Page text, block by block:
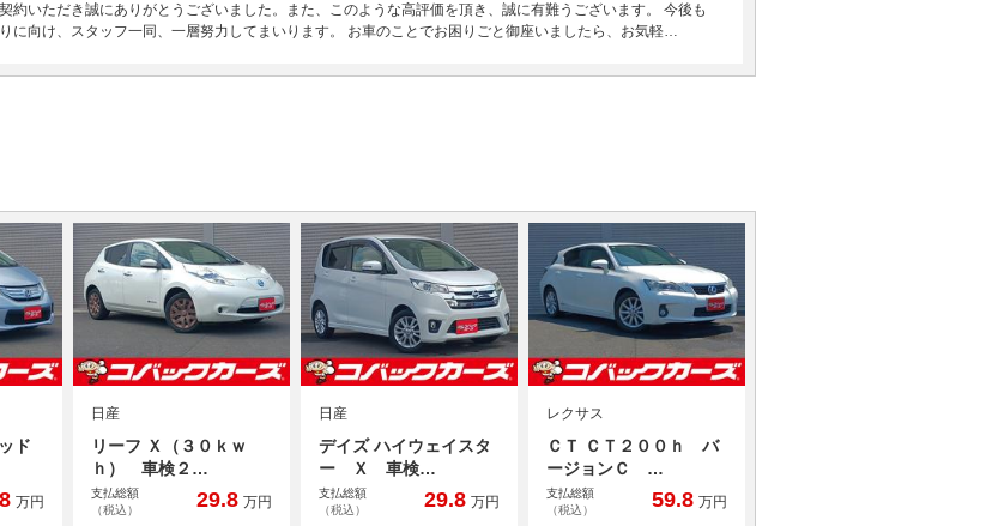
約いただき誠にありがとうございました。また、このような高評価を頂き、誠に有難うございます。 今後も
に向け、スタッフ一同、一層努力してまいります。 お車のことでお困りごと御座いましたら、お気軽…
ド
万円
日産
リーフ Ｘ（３０ｋｗ
ｈ） 車検２…
支払総額
（税込）
29.8 万円
日産
デイズ ハイウェイスタ
ー Ｘ 車検…
支払総額
（税込）
29.8 万円
レクサス
ＣＴ ＣＴ２００ｈ バ
ージョンＣ …
支払総額
（税込）
59.8 万円